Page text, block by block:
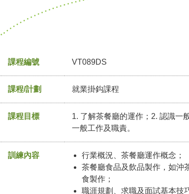
課程編號 VT089DS
課程/計劃 就業掛鈎課程
課程目標
1. 了解茶餐廳的運作；2. 認識一
一般工作及職責。
訓練內容
行業概況、茶餐廳運作概念；
茶餐廳食品及飲品製作，如沖
食製作；
職涯規劃、求職及面試基本技